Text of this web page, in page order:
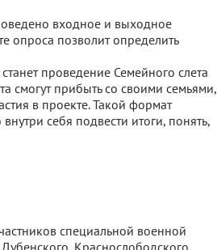
входное и выходное
опроса позволит определить
проведение Семейного слета
смогут прибыть со своими семьями,
в проекте. Такой формат
себя подвести итоги, понять,
специальной военной
Краснослободского,